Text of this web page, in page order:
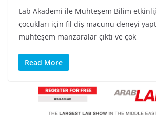
Lab Akademi ile Muhteşem Bilim
çocukları için fil diş macunu deneyi
muhteşem manzaralar çıktı ve çok
Read More